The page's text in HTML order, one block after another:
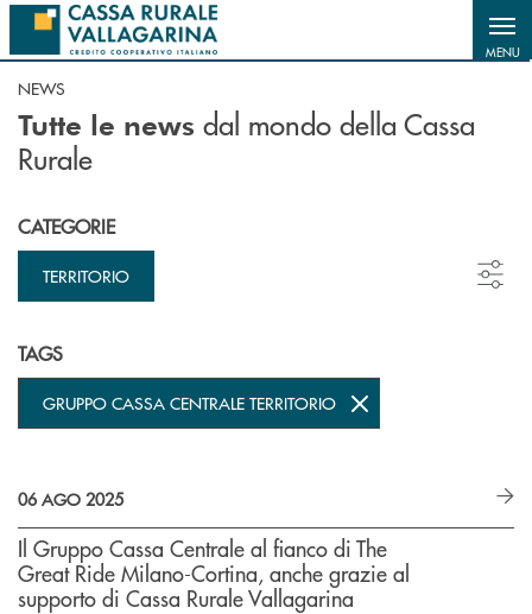
Salta al contenuto principale
MENU
NEWS
Tutte le news dal mondo della Cassa
Rurale
CATEGORIE
TERRITORIO
TAGS
GRUPPO CASSA CENTRALE TERRITORIO
06 AGO 2025
Il Gruppo Cassa Centrale al fianco di The
Great Ride Milano-Cortina, anche grazie al
supporto di Cassa Rurale Vallagarina